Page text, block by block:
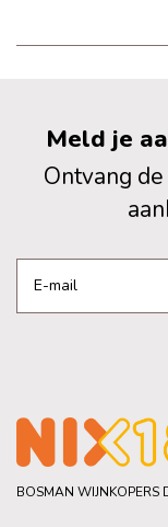
Meld je
Ontvang
BOSMAN WIJNKOPERS